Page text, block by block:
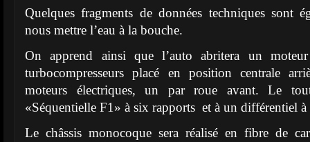
Quelques fragments de données techniques sont
nous mettre l’eau à la bouche.
On apprend ainsi que l’auto abritera un
turbocompresseurs placé en position centrale
moteurs électriques, un par roue avant. Le
«Séquentielle F1» à six rapports et à un différentiel
Le châssis monocoque sera réalisé en fibre de